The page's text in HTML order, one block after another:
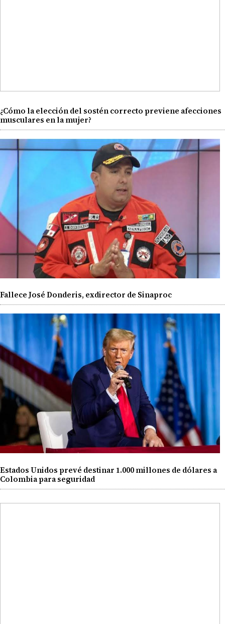
¿Cómo la elección del sostén correcto previene afecciones
musculares en la mujer?
Fallece José Donderis, exdirector de Sinaproc
Estados Unidos prevé destinar 1.000 millones de dólares a
Colombia para seguridad